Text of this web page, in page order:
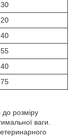
30
20
40
55
40
75
до розміру
ваги.